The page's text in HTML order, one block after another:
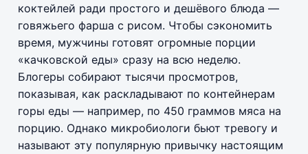
коктейлей ради простого и дешёвого блюда —
говяжьего фарша с рисом. Чтобы сэкономить
время, мужчины готовят огромные порции
«качковской еды» сразу на всю неделю.
Блогеры собирают тысячи просмотров,
показывая, как раскладывают по контейнерам
горы еды — например, по 450 граммов мяса на
порцию. Однако микробиологи бьют тревогу и
называют эту популярную привычку настоящим